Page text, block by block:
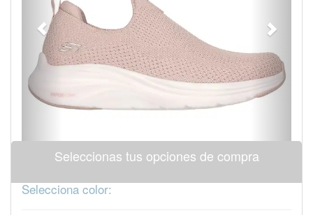
Seleccionas tus opciones de compra
Selecciona color: